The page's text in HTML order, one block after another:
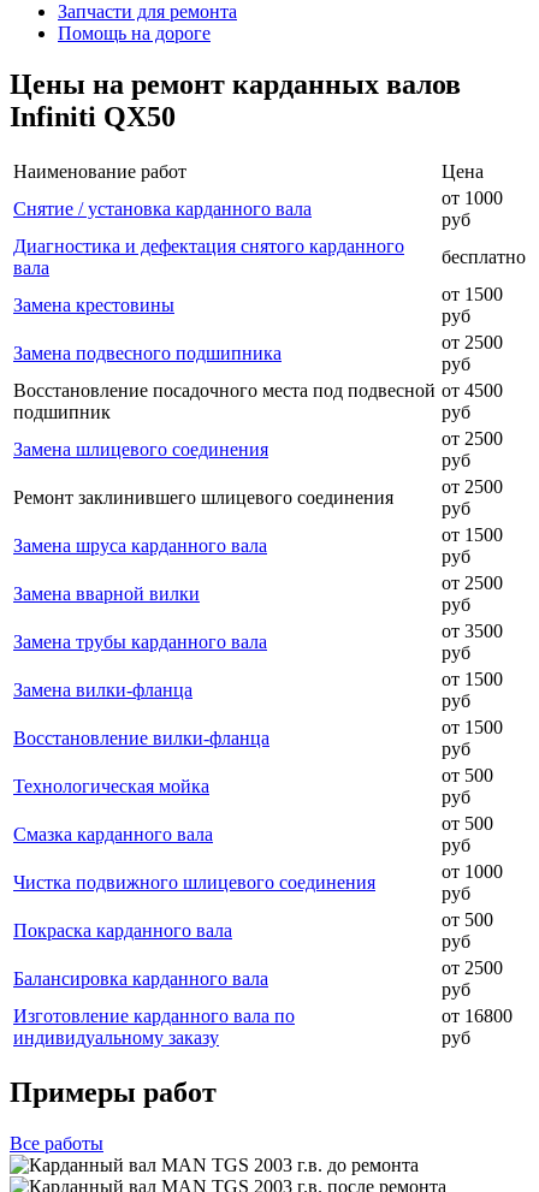
Запчасти для ремонта
Помощь на дороге
Цены на ремонт карданных валов
Infiniti QX50
Наименование работ
Цена
Снятие / установка карданного вала
от 1000
руб
Диагностика и дефектация снятого карданного
вала
бесплатно
Замена крестовины
от 1500
руб
Замена подвесного подшипника
от 2500
руб
Восстановление посадочного места под подвесной
подшипник
от 4500
руб
Замена шлицевого соединения
от 2500
руб
Ремонт заклинившего шлицевого соединения
от 2500
руб
Замена шруса карданного вала
от 1500
руб
Замена вварной вилки
от 2500
руб
Замена трубы карданного вала
от 3500
руб
Замена вилки-фланца
от 1500
руб
Восстановление вилки-фланца
от 1500
руб
Технологическая мойка
от 500
руб
Смазка карданного вала
от 500
руб
Чистка подвижного шлицевого соединения
от 1000
руб
Покраска карданного вала
от 500
руб
Балансировка карданного вала
от 2500
руб
Изготовление карданного вала по
индивидуальному заказу
от 16800
руб
Примеры работ
Все работы